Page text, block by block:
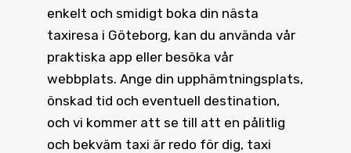
enkelt och smidigt boka din nästa
taxiresa i Göteborg, kan du använda vår
praktiska app eller besöka vår
webbplats. Ange din upphämtningsplats,
önskad tid och eventuell destination,
och vi kommer att se till att en pålitlig
och bekväm taxi är redo för dig, taxi